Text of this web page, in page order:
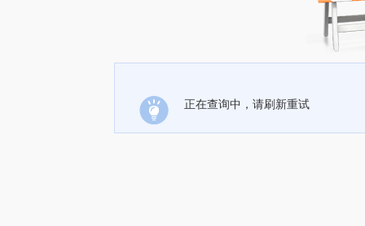
正在查询中，请刷新重试